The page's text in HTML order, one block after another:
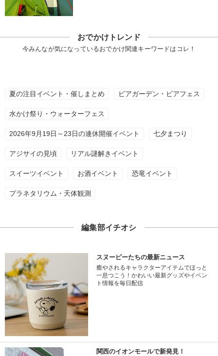
おでかけトレンド
今みんなが気になっているおでかけ関連キーワードはコレ！
夏の注目イベント・催しまとめ ビアガーデン・ビアフェス
水かけ祭り・ウォーターフェス
2026年9月19日～23日の連休開催イベント 七夕まつり
アジサイの見頃 リアル謎解きイベント
スイーツイベント お酒イベント 恐竜イベント
プラネタリウム・天体観測
編集部イチオシ
スヌーピーたちの最新ニュース
癒やされるキャラクターアイテムでほっと
一息つこう！かわいい最新グッズやイベン
ト情報を毎日配信
関西のイオンモールで新発見！